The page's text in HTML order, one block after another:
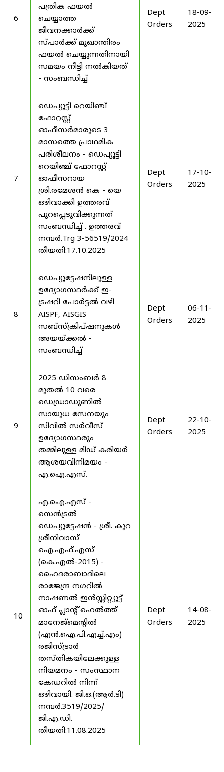
6
പത്രിക ഫയൽ
ചെയ്യാത്ത
ജീവനക്കാർക്ക്
സ്പാർക്ക് മുഖാന്തിരം
ഫയൽ ചെയ്യുന്നതിനായി
സമയം നീട്ടി നൽകിയത്
- സംബന്ധിച്ച്
Dept
Orders
18-09-
2025
7
ഡെപ്യൂട്ടി റെയിഞ്ച്
ഫോറസ്റ്റ്
ഓഫീസർമാരുടെ 3
മാസത്തെ പ്രാഥമിക
പരിശീലനം - ഡെപ്യൂട്ടി
റെയിഞ്ച് ഫോറസ്റ്റ്
ഓഫീസറായ
ശ്രി.രമേശൻ കെ - യെ
ഒഴിവാക്കി ഉത്തരവ്
പുറപ്പെടുവിക്കുന്നത്
സംബന്ധിച്ച് . ഉത്തരവ്
നമ്പർ.Trg 3-56519/2024
തീയതി:17.10.2025
Dept
Orders
17-10-
2025
8
ഡെപ്യൂട്ടേഷനിലുള്ള
ഉദ്യോഗസ്ഥർക്ക് ഇ-
ട്രഷറി പോർട്ടൽ വഴി
AISPF, AISGIS
സബ്‌സ്‌ക്രിപ്‌ഷനുകൾ
അയയ്ക്കൽ -
സംബന്ധിച്ച്
Dept
Orders
06-11-
2025
9
2025 ഡിസംബർ 8
മുതൽ 10 വരെ
ഡെഡ്രാഡൂണിൽ
സായുധ സേനയും
സിവിൽ സർവീസ്
ഉദ്യോഗസ്ഥരും
തമ്മിലുള്ള മിഡ് കരിയർ
ആശയവിനിമയം -
എ.ഐ.എസ്.
Dept
Orders
22-10-
2025
10
എ.ഐ.എസ് -
സെൻട്രൽ
ഡെപ്യൂട്ടേഷൻ - ശ്രീ. കുറ
ശ്രീനിവാസ്
ഐ.എഫ്.എസ്
(കെ.എൽ-2015) -
ഹൈദരാബാദിലെ
രാജേന്ദ്ര നഗറിൽ
നാഷണൽ ഇൻസ്റ്റിറ്റ്യൂട്ട്
ഓഫ് പ്ലാന്റ് ഹെൽത്ത്
മാനേജ്‌മെന്റിൽ
(എൻ.ഐ.പി.എച്ച്.എം)
രജിസ്ട്രാർ
തസ്തികയിലേക്കുള്ള
നിയമനം - സംസ്ഥാന
കേഡറിൽ നിന്ന്
ഒഴിവായി. ജി.ഒ.(ആർ.ടി)
നമ്പർ.3519/2025/
ജി.എ.ഡി.
തീയതി:11.08.2025
Dept
Orders
14-08-
2025